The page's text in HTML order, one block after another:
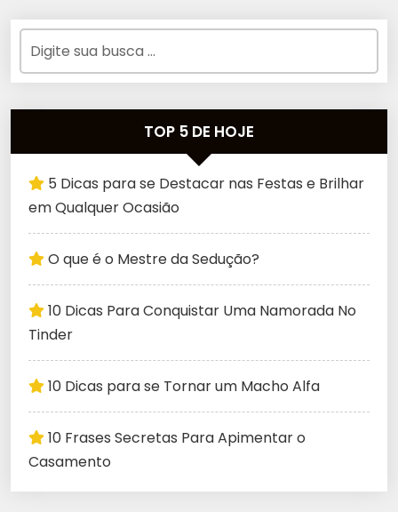
TOP 5 DE HOJE
5 Dicas para se Destacar nas Festas e Brilhar
em Qualquer Ocasião
O que é o Mestre da Sedução?
10 Dicas Para Conquistar Uma Namorada No
Tinder
10 Dicas para se Tornar um Macho Alfa
10 Frases Secretas Para Apimentar o
Casamento